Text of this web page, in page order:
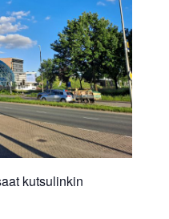
kutsulinkin